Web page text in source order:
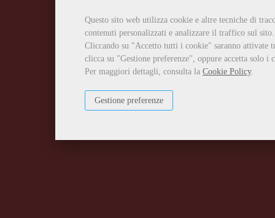
Questo sito web utilizza cookie e altre tecniche di
contenuti personalizzati e analizzare il traffico sul sito.
Cliccando su "Accetto tutti i cookie" saranno attivate
clicca su "Gestione preferenze", oppure accetta solo
Per maggiori dettagli, consulta la Cookie Policy.
Gestione preferenze